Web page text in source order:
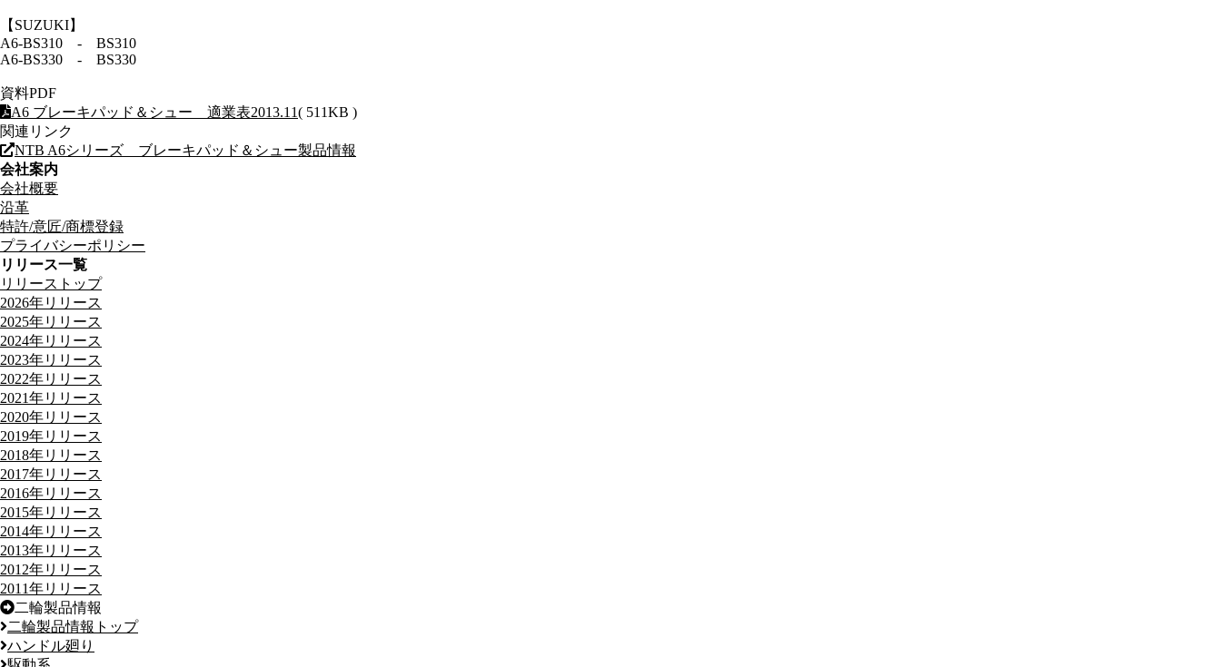
【SUZUKI】
A6-BS310 - BS310
A6-BS330 - BS330
資料PDF
A6 ブレーキパッド＆シュー 適業表2013.11( 511KB )
関連リンク
NTB A6シリーズ ブレーキパッド＆シュー製品情報
会社案内
会社概要
沿革
特許/意匠/商標登録
プライバシーポリシー
リリース一覧
リリーストップ
2026年リリース
2025年リリース
2024年リリース
2023年リリース
2022年リリース
2021年リリース
2020年リリース
2019年リリース
2018年リリース
2017年リリース
2016年リリース
2015年リリース
2014年リリース
2013年リリース
2012年リリース
2011年リリース
二輪製品情報
二輪製品情報トップ
ハンドル廻り